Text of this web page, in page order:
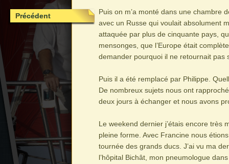
Puis on m’a monté dans une chambre
avec un Russe qui voulait absolument
attaquée par plus de cinquante pays,
mensonges, que l’Europe était
demander pourquoi il ne retournait pas
Puis il a été remplacé par Philippe.
De nombreux sujets nous ont
deux jours à échanger et nous avons
Le weekend dernier j’étais encore très
pleine forme. Avec Francine nous
tournée des grands ducs. J’ai vu ma
l’hôpital Bichât, mon pneumologue
Précédent